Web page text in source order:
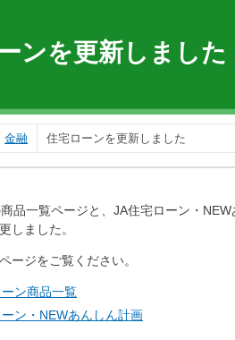
ンを更新しました
金融 住宅ローンを更新しました
品一覧ページと、JA住宅ローン・
しました。
ージをご覧ください。
ン商品一覧
ン・NEWあんしん計画